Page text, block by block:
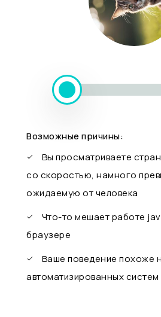
Возможные причины:
Вы просматриваете
со скоростью, намного
ожидаемую от человека
Что-то мешает работе
браузере
Ваше поведение похоже
автоматизированных систем